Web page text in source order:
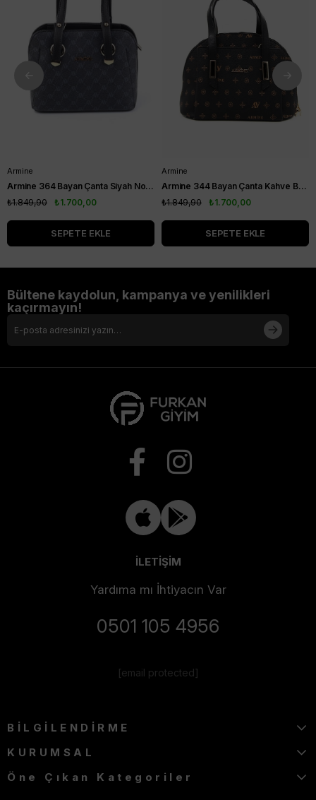
Armine
Armine 364 Bayan Çanta Siyah Noktalı
₺1.700,00
₺1.849,90
SEPETE EKLE
Armine
Armine 344 Bayan Çanta Kahve Baskılı
₺1.700,00
₺1.849,90
SEPETE EKLE
Bültene kaydolun, kampanya ve yenilikleri
kaçırmayın!
İLETİŞİM
Yardıma mı İhtiyacın Var
0501 105 4956
[email protected]
BİLGİLENDİRME
KURUMSAL
Öne Çıkan Kategoriler